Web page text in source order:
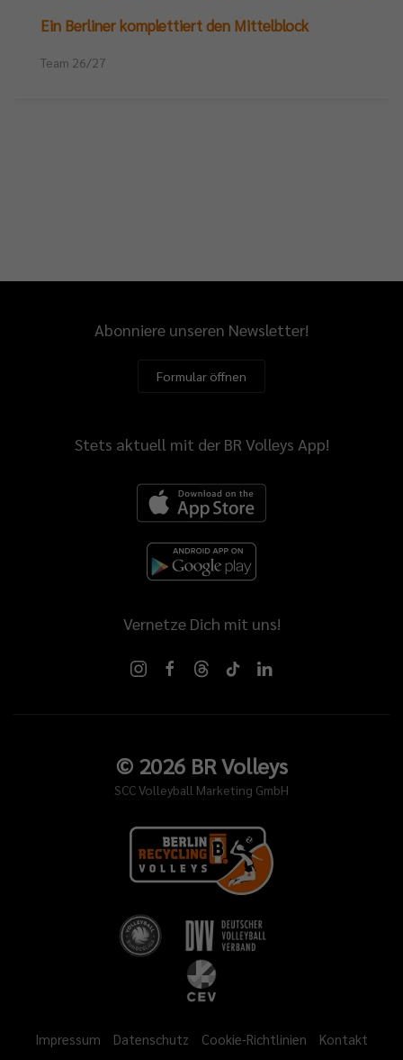
Ein Berliner komplettiert den Mittelblock
Team 26/27
Abonniere unseren Newsletter!
Formular öffnen
Stets aktuell mit der BR Volleys App!
Vernetze Dich mit uns!
© 2026BR Volleys
SCC Volleyball Marketing GmbH
Impressum Datenschutz Cookie-Richtlinien Kontakt